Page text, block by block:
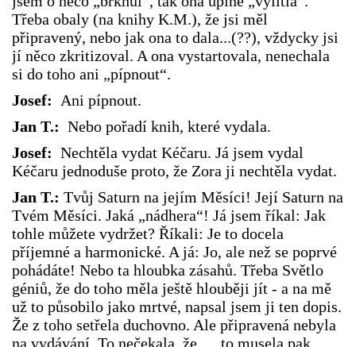
Třeba obaly (na knihy K.M.), že jsi měl
připravený, nebo jak ona to dala...(??), vždycky jsi
jí něco zkritizoval. A ona vystartovala, nenechala
si do toho ani „pípnout“.
Josef: Ani pípnout.
Jan T.: Nebo pořadí knih, které vydala.
Josef: Nechtěla vydat Kéčaru. Já jsem vydal
Kéčaru jednoduše proto, že Zora ji nechtěla vydat.
Jan T.: Tvůj Saturn na jejím Měsíci! Její Saturn na
Tvém Měsíci. Jaká „nádhera“! Já jsem říkal: Jak
tohle můžete vydržet? Říkali: Je to docela
příjemné a harmonické. A já: Jo, ale než se poprvé
pohádáte! Nebo ta hloubka zásahů. Třeba Světlo
géniů, že do toho měla ještě hlouběji jít - a na mě
už to působilo jako mrtvé, napsal jsem ji ten dopis.
Že z toho setřela duchovno. Ale připravená nebyla
na vydávání. To nečekala, že ..., to musela pak